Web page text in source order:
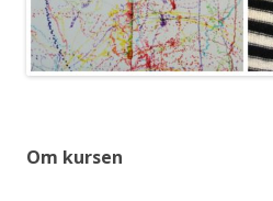
Om kursen